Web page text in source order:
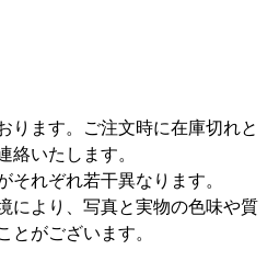
ります。ご注文時に在庫切れと
絡いたします。
それぞれ若干異なります。
により、写真と実物の色味や質
とがございます。